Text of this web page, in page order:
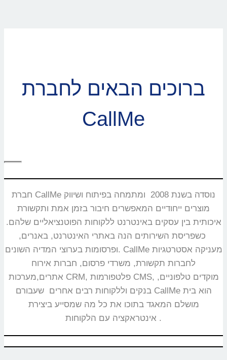
ברוכים הבאים לחברת
CallMe
חברת CallMe נוסדה בשנת 2008 ומתמחה בפיתוח ושיווק
מוצרים ייחודיים המאפשרים חיבור בזמן אמת ותקשורת
איכותית בין עסקים באינטרנט ללקוחות הפוטנציאליים שלהם.
כשפריסת השירותים הנה באתרי האינטרנט, באנרים,
ופרסומות בערוצי המדיה השונים. CallMe מעניקה אסטרטגיות
לחברות תקשורת, משרדי פרסום, חברות אירוח
אתרים,מערכות CRM, פלטפורמות CMS, מוקדים טלפוניים,
בנקים וללקוחות רבים אחרים שעבורם CallMe הוא בית
מושלם המאגד בתוכו את כל מה שמסייע ביצירת
אינטראקציה עם הלקוחות.